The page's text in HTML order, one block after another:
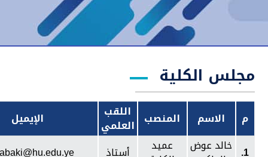
مجلس الكلية
م الاسم المنصب اللقب
العلمي
الإيميل
1.
خالد عوض عميد أستاذ